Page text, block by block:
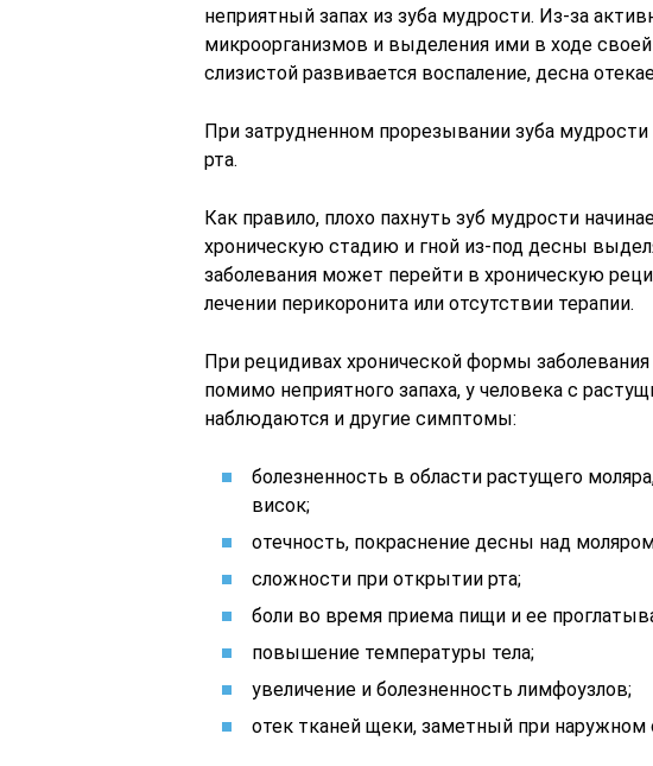
неприятный запах из зуба мудрости. Из-за
микроорганизмов и выделения ими в ходе
слизистой развивается воспаление, десна
При затрудненном прорезывании зуба
рта.
Как правило, плохо пахнуть зуб мудрости
хроническую стадию и гной из-под десны
заболевания может перейти в хроническую
лечении перикоронита или отсутствии терапии.
При рецидивах хронической формы
помимо неприятного запаха, у человека с
наблюдаются и другие симптомы:
болезненность в области растущего
висок;
отечность, покраснение десны над
сложности при открытии рта;
боли во время приема пищи и ее
повышение температуры тела;
увеличение и болезненность лимфоузлов;
отек тканей щеки, заметный при наружном